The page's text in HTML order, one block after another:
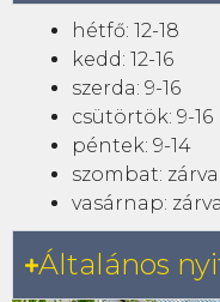
hétfő: 12-18
kedd: 12-16
szerda: 9-16
csütörtök: 9-16
péntek: 9-14
szombat: zárva
vasárnap: zárva
Általános